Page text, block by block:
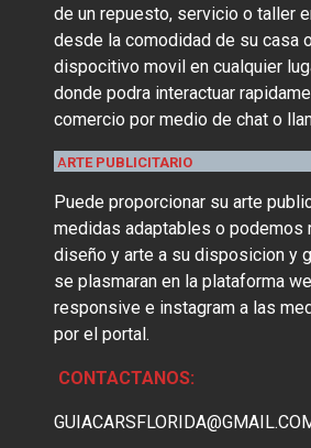
de un repuesto, servicio o taller
desde la comodidad de su casa
dispocitivo movil en cualquier
donde podra interactuar
comercio por medio de chat o
ARTE PUBLICITARIO
Puede proporcionar su arte
medidas adaptables o podemos
diseño y arte a su disposicion y
se plasmaran en la plataforma
responsive e instagram a las
por el portal.
CONTACTANOS: